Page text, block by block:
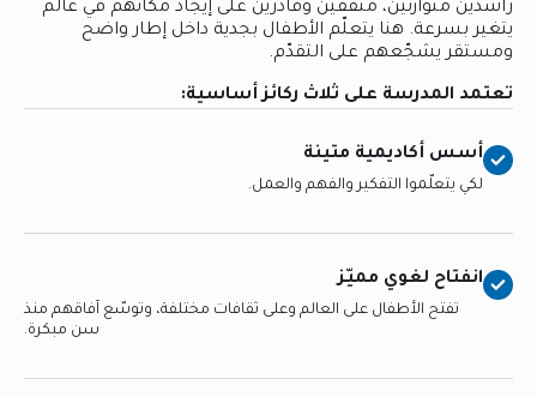
راشدين متوازنين، مثقفين وقادرين على إيجاد مكانهم في عالم
يتغير بسرعة. هنا يتعلّم الأطفال بجدية داخل إطار واضح
ومستقر يشجّعهم على التقدّم.
تعتمد المدرسة على ثلاث ركائز أساسية:
أسس أكاديمية متينة
لكي يتعلّموا التفكير والفهم والعمل.
انفتاح لغوي مميّز
تفتح الأطفال على العالم وعلى ثقافات مختلفة، وتوسّع آفاقهم منذ
سن مبكرة.